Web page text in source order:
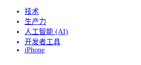
技术
生产力
人工智能 (AI)
开发者工具
iPhone